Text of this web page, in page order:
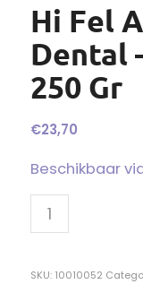
Hi Fel
Dental
250 Gr
€23,70
Beschikbaar
SKU: 10010052